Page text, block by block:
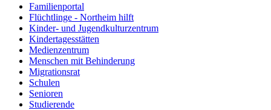
Familienportal
Flüchtlinge - Northeim hilft
Kinder- und Jugendkulturzentrum
Kindertagesstätten
Medienzentrum
Menschen mit Behinderung
Migrationsrat
Schulen
Senioren
Studierende